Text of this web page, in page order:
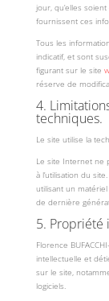
jour, qu’elles
fournissent ces
Tous les
indicatif, et sont
figurant sur le site
réserve de
4.
techniques.
Le site utilise la
Le site Internet ne
à l’utilisation du
utilisant un
de dernière
5. Propriété
Florence
intellectuelle et
sur le site,
logiciels.